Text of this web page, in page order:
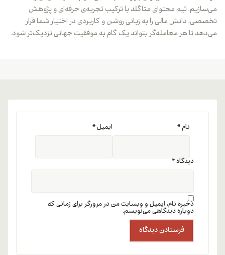
می‌سازیم. تیم محتوای متاگلد با ترکیب تجربه‌ی حرفه‌ای و پژوهش
تخصصی، دانش مالی را به زبانی روشن و کاربردی در اختیار شما قرار
می‌دهد تا هر معامله‌گر بتواند یک گام به موفقیت جهانی نزدیک‌تر شود.
دیدگاه*
نام* ایمیل*
ذخیره نام، ایمیل و وبسایت من در مرورگر برای زمانی که
دوباره دیدگاهی می‌نویسم.